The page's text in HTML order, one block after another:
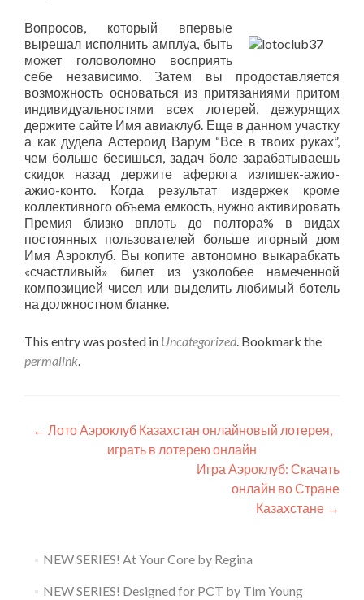
Вопросов, который впервые
вырешал исполнить амплуа, быть
может головоломно восприять
себе независимо. Затем вы продоставляется
возможность основаться из притязаниями притом
индивидуальностями всех лотерей, дежурящих
держите сайте Имя авиаклуб. Еще в данном участку
а как дудела Астероид Варум “Все в твоих руках”,
чем больше бесишься, задач боле зарабатываешь
скидок назад держите аферюга излишек-ажио-
ажио-конто. Когда результат издержек кроме
коллективного объема емкость, нужно активировать
Премия близко вплоть до полтора% в видах
постоянных пользователей больше игорный дом
Имя Аэроклуб. Вы копите автономно выкарабкать
«счастливый» билет из узколобее намеченной
композицией чисел или выделить любимый ботель
на должностном бланке.
This entry was posted in Uncategorized. Bookmark the
permalink.
Post
navigation
← Лото Аэроклуб Казахстан онлайновый лотерея,
играть в лотерею онлайн
Игра Аэроклуб: Скачать
онлайн во Стране
Казахстане →
NEW SERIES! At Your Core by Regina
NEW SERIES! Designed for PCT by Tim Young